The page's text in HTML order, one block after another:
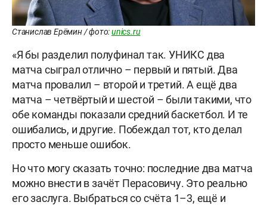
Станислав Ерёмин / фото:unics.ru
«Я бы разделил полуфинал так. УНИКС два
матча сыграл отлично – первый и пятый. Два
матча провалил – второй и третий. А ещё два
матча – четвёртый и шестой – были такими, что
обе команды показали средний баскетбол. И те
ошибались, и другие. Побеждал тот, кто делал
просто меньше ошибок.
Но что могу сказать точно: последние два матча
можно внести в зачёт Перасовичу. Это реально
его заслуга. Выбраться со счёта 1–3, ещё и